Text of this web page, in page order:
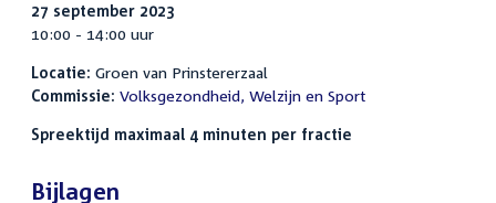
27 september 2023
10:00 - 14:00 uur
Locatie: Groen van Prinstererzaal
Commissie: Volksgezondheid, Welzijn en Sport
Spreektijd maximaal 4 minuten per fractie
Bijlagen